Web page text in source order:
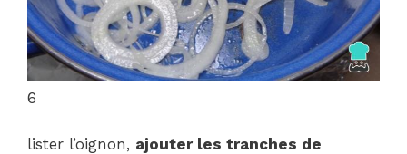
6
lister l’oignon, ajouter les tranches de